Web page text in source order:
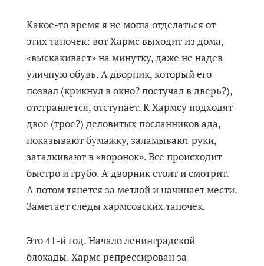
Какое-то время я не могла отделаться от
этих тапочек: вот Хармс выходит из дома,
«выскакивает» на минутку, даже не надев
уличную обувь. А дворник, который его
позвал (крикнул в окно? постучал в дверь?),
отстраняется, отступает. К Хармсу подходят
двое (трое?) деловитых посланников ада,
показывают бумажку, заламывают руки,
заталкивают в «воронок». Все происходит
быстро и грубо. А дворник стоит и смотрит.
А потом тянется за метлой и начинает мести.
Заметает следы хармсовских тапочек.
Это 41-й год. Начало ленинградской
блокады. Хармс репрессирован за